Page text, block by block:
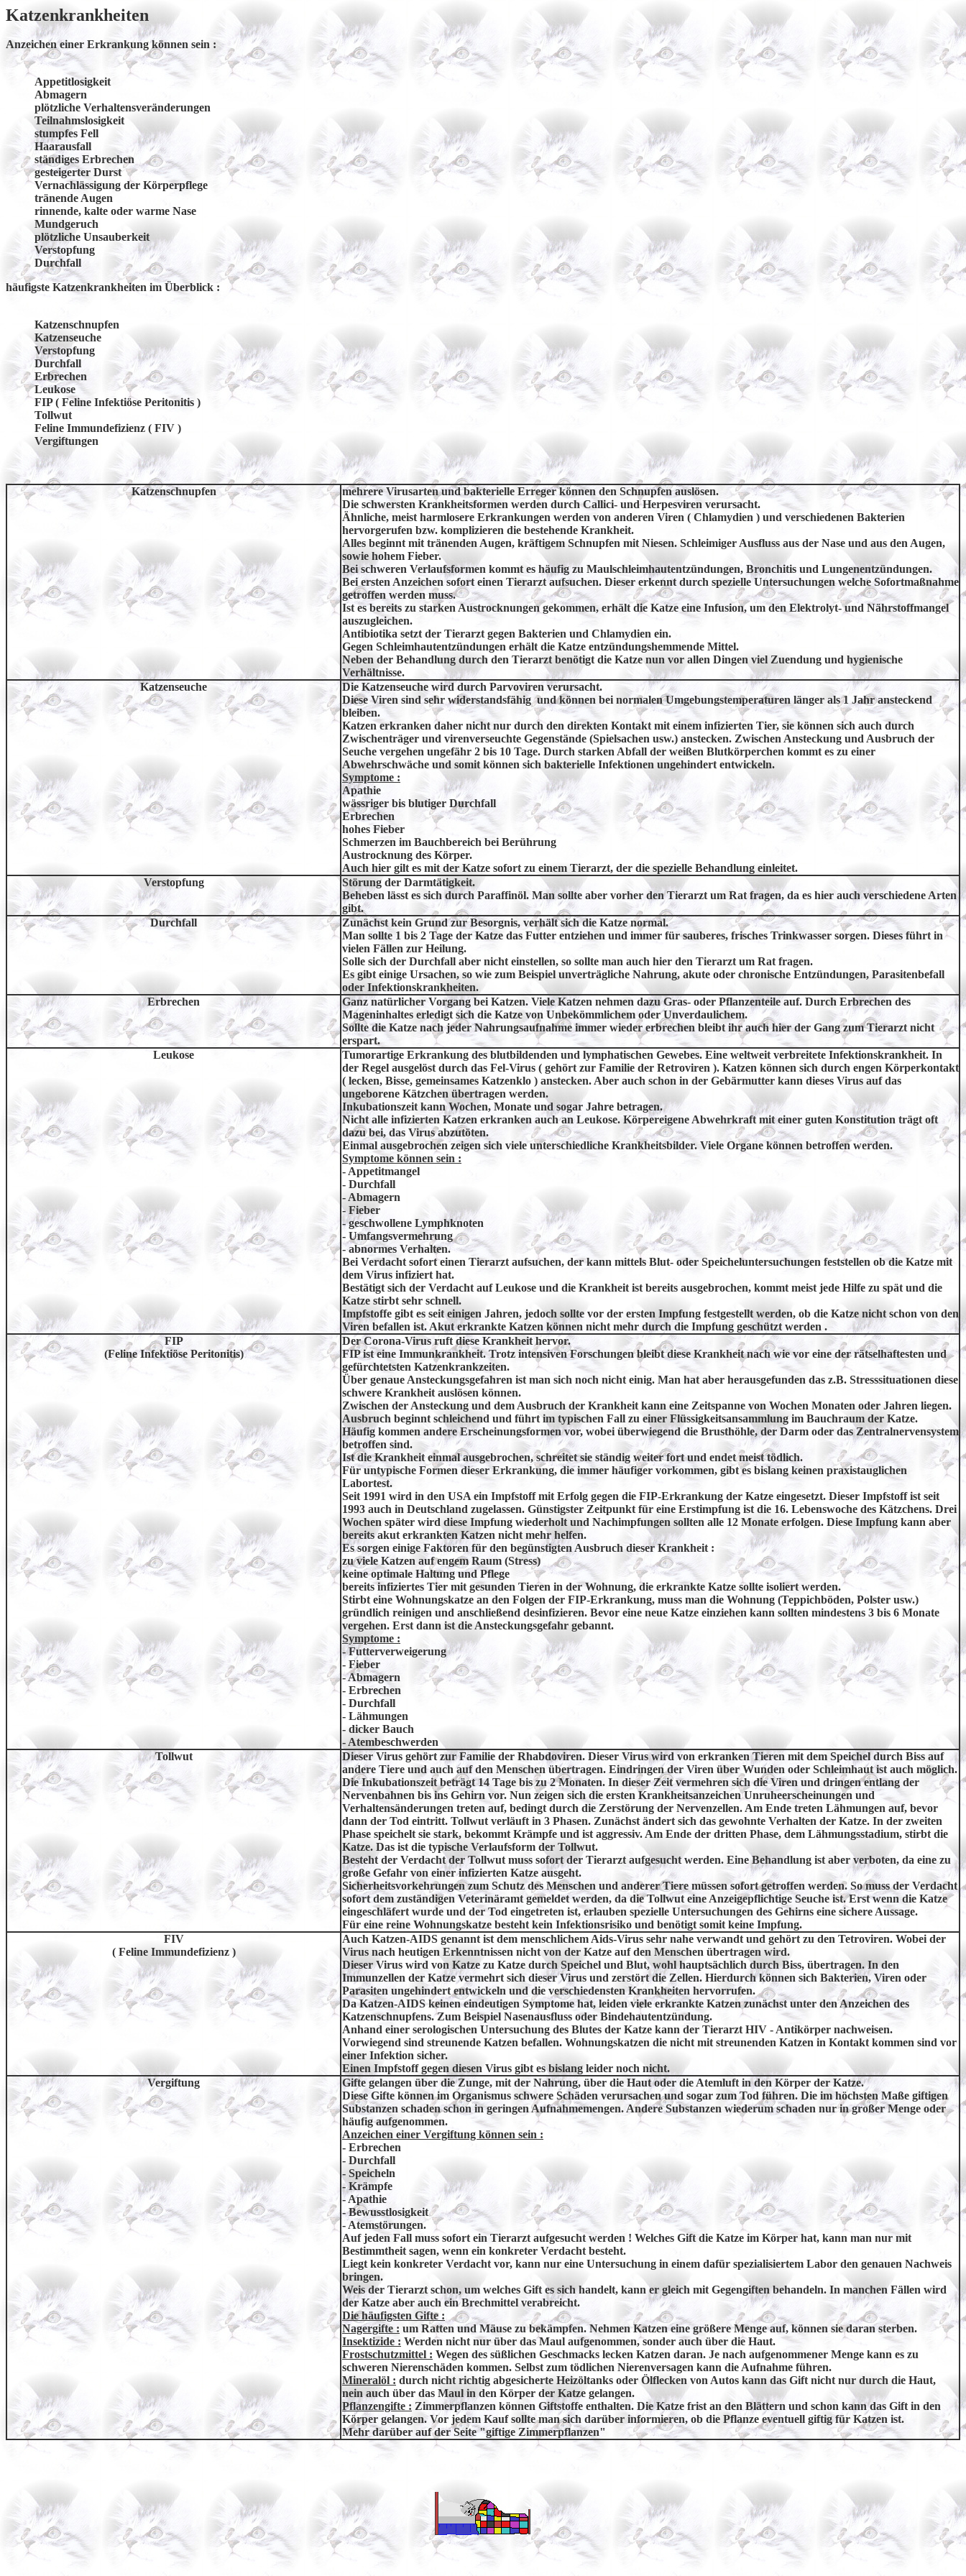
Katzenkrankheiten
Anzeichen einer Erkrankung können sein :
Appetitlosigkeit
Abmagern
plötzliche Verhaltensveränderungen
Teilnahmslosigkeit
stumpfes Fell
Haarausfall
ständiges Erbrechen
gesteigerter Durst
Vernachlässigung der Körperpflege
tränende Augen
rinnende, kalte oder warme Nase
Mundgeruch
plötzliche Unsauberkeit
Verstopfung
Durchfall
häufigste Katzenkrankheiten im Überblick :
Katzenschnupfen
Katzenseuche
Verstopfung
Durchfall
Erbrechen
Leukose
FIP ( Feline Infektiöse Peritonitis )
Tollwut
Feline Immundefizienz ( FIV )
Vergiftungen
Katzenschnupfen
mehrere Virusarten und bakterielle Erreger können den Schnupfen auslösen.
Die schwersten Krankheitsformen werden durch Callici- und Herpesviren verursacht.
Ähnliche, meist harmlosere Erkrankungen werden von anderen Viren ( Chlamydien ) und verschiedenen Bakterien
hervorgerufen bzw. komplizieren die bestehende Krankheit.
Alles beginnt mit tränenden Augen, kräftigem Schnupfen mit Niesen. Schleimiger Ausfluss aus der Nase und aus den Augen,
sowie hohem Fieber.
Bei schweren Verlaufsformen kommt es häufig zu Maulschleimhautentzündungen, Bronchitis und Lungenentzündungen.
Bei ersten Anzeichen sofort einen Tierarzt aufsuchen. Dieser erkennt durch spezielle Untersuchungen welche Sofortmaßnahme
getroffen werden muss.
Ist es bereits zu starken Austrocknungen gekommen, erhält die Katze eine Infusion, um den Elektrolyt- und Nährstoffmangel
auszugleichen.
Antibiotika setzt der Tierarzt gegen Bakterien und Chlamydien ein.
Gegen Schleimhautentzündungen erhält die Katze entzündungshemmende Mittel.
Neben der Behandlung durch den Tierarzt benötigt die Katze nun vor allen Dingen viel Zuendung und hygienische
Verhältnisse.
Katzenseuche
Die Katzenseuche wird durch Parvoviren verursacht.
Diese Viren sind sehr widerstandsfähig und können bei normalen Umgebungstemperaturen länger als 1 Jahr ansteckend
bleiben.
Katzen erkranken daher nicht nur durch den direkten Kontakt mit einem infizierten Tier, sie können sich auch durch
Zwischenträger und virenverseuchte Gegenstände (Spielsachen usw.) anstecken. Zwischen Ansteckung und Ausbruch der
Seuche vergehen ungefähr 2 bis 10 Tage. Durch starken Abfall der weißen Blutkörperchen kommt es zu einer
Abwehrschwäche und somit können sich bakterielle Infektionen ungehindert entwickeln.
Symptome :
Apathie
wässriger bis blutiger Durchfall
Erbrechen
hohes Fieber
Schmerzen im Bauchbereich bei Berührung
Austrocknung des Körper.
Auch hier gilt es mit der Katze sofort zu einem Tierarzt, der die spezielle Behandlung einleitet.
Verstopfung
Störung der Darmtätigkeit.
Beheben lässt es sich durch Paraffinöl. Man sollte aber vorher den Tierarzt um Rat fragen, da es hier auch verschiedene Arten
gibt.
Durchfall
Zunächst kein Grund zur Besorgnis, verhält sich die Katze normal.
Man sollte 1 bis 2 Tage der Katze das Futter entziehen und immer für sauberes, frisches Trinkwasser sorgen. Dieses führt in
vielen Fällen zur Heilung.
Solle sich der Durchfall aber nicht einstellen, so sollte man auch hier den Tierarzt um Rat fragen.
Es gibt einige Ursachen, so wie zum Beispiel unverträgliche Nahrung, akute oder chronische Entzündungen, Parasitenbefall
oder Infektionskrankheiten.
Erbrechen
Ganz natürlicher Vorgang bei Katzen. Viele Katzen nehmen dazu Gras- oder Pflanzenteile auf. Durch Erbrechen des
Mageninhaltes erledigt sich die Katze von Unbekömmlichem oder Unverdaulichem.
Sollte die Katze nach jeder Nahrungsaufnahme immer wieder erbrechen bleibt ihr auch hier der Gang zum Tierarzt nicht
erspart.
Leukose
Tumorartige Erkrankung des blutbildenden und lymphatischen Gewebes. Eine weltweit verbreitete Infektionskrankheit. In
der Regel ausgelöst durch das Fel-Virus ( gehört zur Familie der Retroviren ). Katzen können sich durch engen Körperkontakt
( lecken, Bisse, gemeinsames Katzenklo ) anstecken. Aber auch schon in der Gebärmutter kann dieses Virus auf das
ungeborene Kätzchen übertragen werden.
Inkubationszeit kann Wochen, Monate und sogar Jahre betragen.
Nicht alle infizierten Katzen erkranken auch an Leukose. Körpereigene Abwehrkraft mit einer guten Konstitution trägt oft
dazu bei, das Virus abzutöten.
Einmal ausgebrochen zeigen sich viele unterschiedliche Krankheitsbilder. Viele Organe können betroffen werden.
Symptome können sein :
- Appetitmangel
- Durchfall
- Abmagern
- Fieber
- geschwollene Lymphknoten
- Umfangsvermehrung
- abnormes Verhalten.
Bei Verdacht sofort einen Tierarzt aufsuchen, der kann mittels Blut- oder Speicheluntersuchungen feststellen ob die Katze mit
dem Virus infiziert hat.
Bestätigt sich der Verdacht auf Leukose und die Krankheit ist bereits ausgebrochen, kommt meist jede Hilfe zu spät und die
Katze stirbt sehr schnell.
Impfstoffe gibt es seit einigen Jahren, jedoch sollte vor der ersten Impfung festgestellt werden, ob die Katze nicht schon von den
Viren befallen ist. Akut erkrankte Katzen können nicht mehr durch die Impfung geschützt werden .
FIP
(Feline Infektiöse Peritonitis)
Der Corona-Virus ruft diese Krankheit hervor.
FIP ist eine Immunkrankheit. Trotz intensiven Forschungen bleibt diese Krankheit nach wie vor eine der rätselhaftesten und
gefürchtetsten Katzenkrankzeiten.
Über genaue Ansteckungsgefahren ist man sich noch nicht einig. Man hat aber herausgefunden das z.B. Stresssituationen diese
schwere Krankheit auslösen können.
Zwischen der Ansteckung und dem Ausbruch der Krankheit kann eine Zeitspanne von Wochen Monaten oder Jahren liegen.
Ausbruch beginnt schleichend und führt im typischen Fall zu einer Flüssigkeitsansammlung im Bauchraum der Katze.
Häufig kommen andere Erscheinungsformen vor, wobei überwiegend die Brusthöhle, der Darm oder das Zentralnervensystem
betroffen sind.
Ist die Krankheit einmal ausgebrochen, schreitet sie ständig weiter fort und endet meist tödlich.
Für untypische Formen dieser Erkrankung, die immer häufiger vorkommen, gibt es bislang keinen praxistauglichen
Labortest.
Seit 1991 wird in den USA ein Impfstoff mit Erfolg gegen die FIP-Erkrankung der Katze eingesetzt. Dieser Impfstoff ist seit
1993 auch in Deutschland zugelassen. Günstigster Zeitpunkt für eine Erstimpfung ist die 16. Lebenswoche des Kätzchens. Drei
Wochen später wird diese Impfung wiederholt und Nachimpfungen sollten alle 12 Monate erfolgen. Diese Impfung kann aber
bereits akut erkrankten Katzen nicht mehr helfen.
Es sorgen einige Faktoren für den begünstigten Ausbruch dieser Krankheit :
zu viele Katzen auf engem Raum (Stress)
keine optimale Haltung und Pflege
bereits infiziertes Tier mit gesunden Tieren in der Wohnung, die erkrankte Katze sollte isoliert werden.
Stirbt eine Wohnungskatze an den Folgen der FIP-Erkrankung, muss man die Wohnung (Teppichböden, Polster usw.)
gründlich reinigen und anschließend desinfizieren. Bevor eine neue Katze einziehen kann sollten mindestens 3 bis 6 Monate
vergehen. Erst dann ist die Ansteckungsgefahr gebannt.
Symptome :
- Futterverweigerung
- Fieber
- Abmagern
- Erbrechen
- Durchfall
- Lähmungen
- dicker Bauch
- Atembeschwerden
Tollwut
Dieser Virus gehört zur Familie der Rhabdoviren. Dieser Virus wird von erkranken Tieren mit dem Speichel durch Biss auf
andere Tiere und auch auf den Menschen übertragen. Eindringen der Viren über Wunden oder Schleimhaut ist auch möglich.
Die Inkubationszeit beträgt 14 Tage bis zu 2 Monaten. In dieser Zeit vermehren sich die Viren und dringen entlang der
Nervenbahnen bis ins Gehirn vor. Nun zeigen sich die ersten Krankheitsanzeichen Unruheerscheinungen und
Verhaltensänderungen treten auf, bedingt durch die Zerstörung der Nervenzellen. Am Ende treten Lähmungen auf, bevor
dann der Tod eintritt. Tollwut verläuft in 3 Phasen. Zunächst ändert sich das gewohnte Verhalten der Katze. In der zweiten
Phase speichelt sie stark, bekommt Krämpfe und ist aggressiv. Am Ende der dritten Phase, dem Lähmungsstadium, stirbt die
Katze. Das ist die typische Verlaufsform der Tollwut.
Besteht der Verdacht der Tollwut muss sofort der Tierarzt aufgesucht werden. Eine Behandlung ist aber verboten, da eine zu
große Gefahr von einer infizierten Katze ausgeht.
Sicherheitsvorkehrungen zum Schutz des Menschen und anderer Tiere müssen sofort getroffen werden. So muss der Verdacht
sofort dem zuständigen Veterinäramt gemeldet werden, da die Tollwut eine Anzeigepflichtige Seuche ist. Erst wenn die Katze
eingeschläfert wurde und der Tod eingetreten ist, erlauben spezielle Untersuchungen des Gehirns eine sichere Aussage.
Für eine reine Wohnungskatze besteht kein Infektionsrisiko und benötigt somit keine Impfung.
FIV
( Feline Immundefizienz )
Auch Katzen-AIDS genannt ist dem menschlichem Aids-Virus sehr nahe verwandt und gehört zu den Tetroviren. Wobei der
Virus nach heutigen Erkenntnissen nicht von der Katze auf den Menschen übertragen wird.
Dieser Virus wird von Katze zu Katze durch Speichel und Blut, wohl hauptsächlich durch Biss, übertragen. In den
Immunzellen der Katze vermehrt sich dieser Virus und zerstört die Zellen. Hierdurch können sich Bakterien, Viren oder
Parasiten ungehindert entwickeln und die verschiedensten Krankheiten hervorrufen.
Da Katzen-AIDS keinen eindeutigen Symptome hat, leiden viele erkrankte Katzen zunächst unter den Anzeichen des
Katzenschnupfens. Zum Beispiel Nasenausfluss oder Bindehautentzündung.
Anhand einer serologischen Untersuchung des Blutes der Katze kann der Tierarzt HIV - Antikörper nachweisen.
Vorwiegend sind streunende Katzen befallen. Wohnungskatzen die nicht mit streunenden Katzen in Kontakt kommen sind vor
einer Infektion sicher.
Einen Impfstoff gegen diesen Virus gibt es bislang leider noch nicht.
Vergiftung
Gifte gelangen über die Zunge, mit der Nahrung, über die Haut oder die Atemluft in den Körper der Katze.
Diese Gifte können im Organismus schwere Schäden verursachen und sogar zum Tod führen. Die im höchsten Maße giftigen
Substanzen schaden schon in geringen Aufnahmemengen. Andere Substanzen wiederum schaden nur in großer Menge oder
häufig aufgenommen.
Anzeichen einer Vergiftung können sein :
- Erbrechen
- Durchfall
- Speicheln
- Krämpfe
- Apathie
- Bewusstlosigkeit
- Atemstörungen.
Auf jeden Fall muss sofort ein Tierarzt aufgesucht werden ! Welches Gift die Katze im Körper hat, kann man nur mit
Bestimmtheit sagen, wenn ein konkreter Verdacht besteht.
Liegt kein konkreter Verdacht vor, kann nur eine Untersuchung in einem dafür spezialisiertem Labor den genauen Nachweis
bringen.
Weis der Tierarzt schon, um welches Gift es sich handelt, kann er gleich mit Gegengiften behandeln. In manchen Fällen wird
der Katze aber auch ein Brechmittel verabreicht.
Die häufigsten Gifte :
Nagergifte : um Ratten und Mäuse zu bekämpfen. Nehmen Katzen eine größere Menge auf, können sie daran sterben.
Insektizide : Werden nicht nur über das Maul aufgenommen, sonder auch über die Haut.
Frostschutzmittel : Wegen des süßlichen Geschmacks lecken Katzen daran. Je nach aufgenommener Menge kann es zu
schweren Nierenschäden kommen. Selbst zum tödlichen Nierenversagen kann die Aufnahme führen.
Mineralöl : durch nicht richtig abgesicherte Heizöltanks oder Ölflecken von Autos kann das Gift nicht nur durch die Haut,
nein auch über das Maul in den Körper der Katze gelangen.
Pflanzengifte : Zimmerpflanzen können Giftstoffe enthalten. Die Katze frist an den Blättern und schon kann das Gift in den
Körper gelangen. Vor jedem Kauf sollte man sich darüber informieren, ob die Pflanze eventuell giftig für Katzen ist.
Mehr darüber auf der Seite "giftige Zimmerpflanzen"